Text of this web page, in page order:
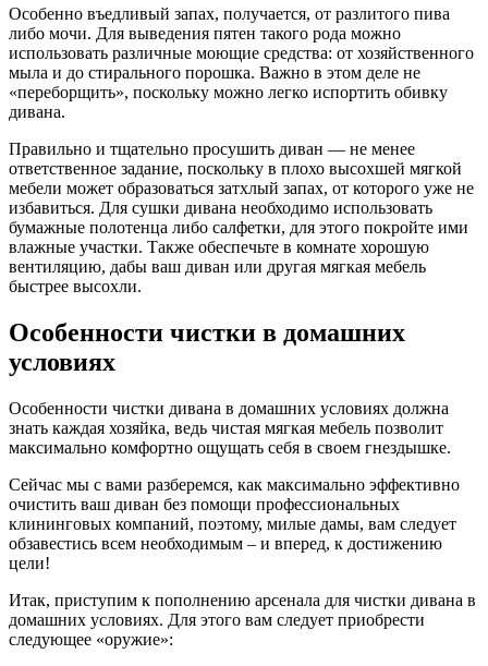
Особенно въедливый запах, получается, от разлитого пива
либо мочи. Для выведения пятен такого рода можно
использовать различные моющие средства: от хозяйственного
мыла и до стирального порошка. Важно в этом деле не
«переборщить», поскольку можно легко испортить обивку
дивана.
Правильно и тщательно просушить диван — не менее
ответственное задание, поскольку в плохо высохшей мягкой
мебели может образоваться затхлый запах, от которого уже не
избавиться. Для сушки дивана необходимо использовать
бумажные полотенца либо салфетки, для этого покройте ими
влажные участки. Также обеспечьте в комнате хорошую
вентиляцию, дабы ваш диван или другая мягкая мебель
быстрее высохли.
Особенности чистки в домашних
условиях
Особенности чистки дивана в домашних условиях должна
знать каждая хозяйка, ведь чистая мягкая мебель позволит
максимально комфортно ощущать себя в своем гнездышке.
Сейчас мы с вами разберемся, как максимально эффективно
очистить ваш диван без помощи профессиональных
клининговых компаний, поэтому, милые дамы, вам следует
обзавестись всем необходимым – и вперед, к достижению
цели!
Итак, приступим к пополнению арсенала для чистки дивана в
домашних условиях. Для этого вам следует приобрести
следующее «оружие»: